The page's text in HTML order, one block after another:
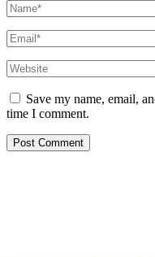
Save my name, email,
time I comment.